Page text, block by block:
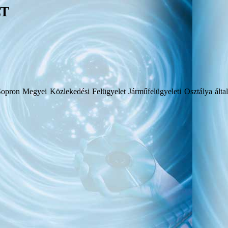
Megyei Közlekedési Felügyelet Járműfelügyeleti Osztálya által